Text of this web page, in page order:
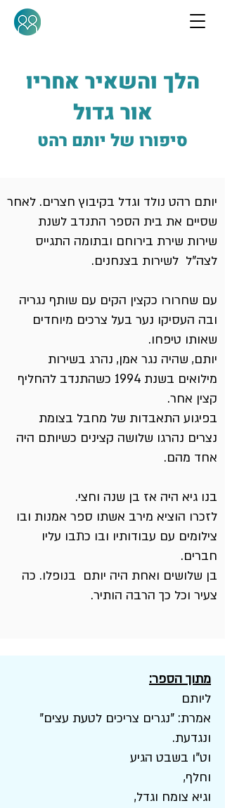
הלך והשאיר אחריו
אור גדול
סיפורו של יותם רהט
יותם רהט נולד וגדל בקיבוץ חצרים. לאחר
שסיים את בית הספר התנדב לשנת
שירות שירת בירוחם ובתומה התגייס
לצה"ל לשירות בצנחנים.
עם שחרורו כקצין הקים עם שותף נגריה
ובה העסיקו נער בעל צרכים מיוחדים
שאותו טיפחו.
יותם, שהיה נגר אמן, נהרג בשירות
מילואים בשנת 1994 כשהתנדב להחליף
קצין אחר.
בפיגוע התאבדות של מחבל בצומת
נצרים נהרגו שלושה קצינים כשיותם היה
אחד מהם.
בנו גיא היה אז בן שנה וחצי.
לזכרו הוציא מירב אשתו ספר אמנות ובו
צילומים עם עבודותיו ובו כתבו עליו
חברים.
בן שלושים ואחת היה יותם בנופלו. כה
צעיר וכל כך הרבה הותיר.
מתוך הספר:
ליותם
אמרת: "נגרים צריכים לטעת עצים"
ונגדעת.
וט"ו בשבט הגיע
וחלף,
וגיא צומח וגדל,